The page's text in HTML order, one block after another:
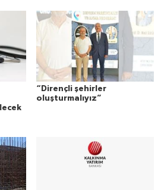
“Dirençli şehirler
oluşturmalıyız”